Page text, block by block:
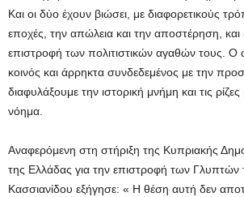
Και οι δύο έχουν βιώσει, με διαφορετικούς
εποχές, την απώλεια και την αποστέρηση, και
επιστροφή των πολιτιστικών αγαθών τους. Ο
κοινός και άρρηκτα συνδεδεμένος με την
διαφυλάξουμε την ιστορική μνήμη και τις
νόημα.
Αναφερόμενη στη στήριξη της Κυπριακής
της Ελλάδας για την επιστροφή των
Κασσιανίδου εξήγησε: « Η θέση αυτή δεν